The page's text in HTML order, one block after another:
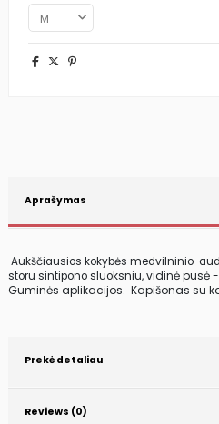
Aprašymas
Aukščiausios kokybės medvilninio
storu sintipono sluoksniu,vidinė pusė
Guminės aplikacijos. Kapišonas su
Prekė detaliau
Reviews (0)